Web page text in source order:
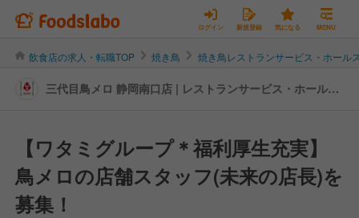
ログイン 新規登録 気になる MENU
飲食店の求人・転職TOP 焼き鳥 焼き鳥レストランサービス・ホール
三代目鳥メロ 静岡南口店 | レストランサービス・ホールス
【ワタミグループ＊福利厚生充実】
鳥メロの店舗スタッフ(未来の店長)を
募集！